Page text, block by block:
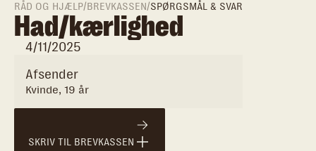
RÅD OG HJÆLP/BREVKASSEN/SPØRGSMÅL & SVAR
Had/kærlighed
4/11/2025
Afsender
Kvinde, 19 år
SKRIV TIL BREVKASSEN